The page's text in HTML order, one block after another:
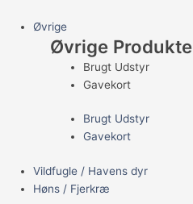
Øvrige
Øvrige
Brugt Udstyr
Gavekort
Brugt Udstyr
Gavekort
Vildfugle / Havens dyr
Høns / Fjerkræ